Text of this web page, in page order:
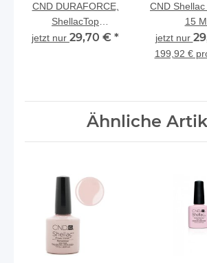
CND DURAFORCE,
ShellacTop
Coat,12,5ml
jetzt nur 29,70 € *
CND
15
jetzt nur
199,92 €
Ähnliche